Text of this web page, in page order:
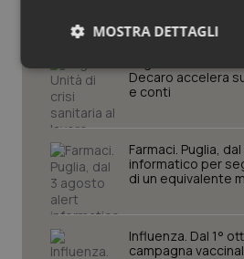
Vaccini
Decaro accelera
e conti
Farmaci. Puglia,
informatico per
di un equivalente
Influenza. Dal 1°
campagna
MOSTRA DETTAGLI
Necessari Statistici
I cookie necessari contribuiscono
sito web abilitandone funzionalità